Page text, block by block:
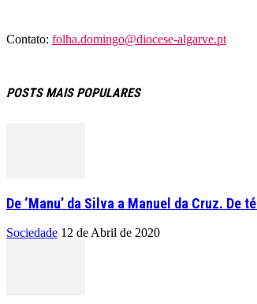
Contato: folha.domingo@diocese-algarve.pt
POSTS MAIS POPULARES
De ‘Manu’ da Silva a Manuel da Cruz. De
Sociedade 12 de Abril de 2020